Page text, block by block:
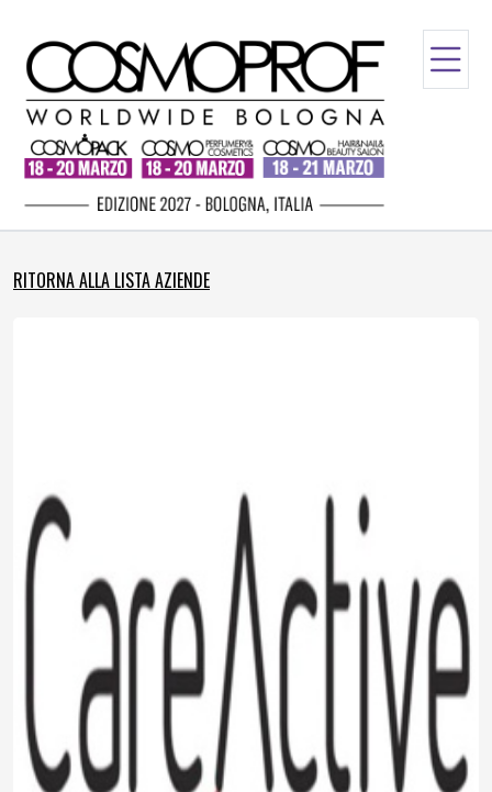
RITORNA ALLA LISTA AZIENDE